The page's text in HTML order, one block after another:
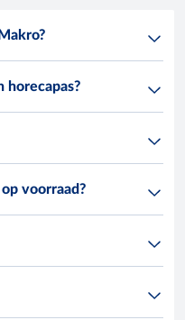
horecapas?
voorraad?